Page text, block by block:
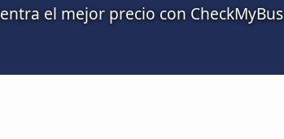
el mejor precio con CheckMyBus